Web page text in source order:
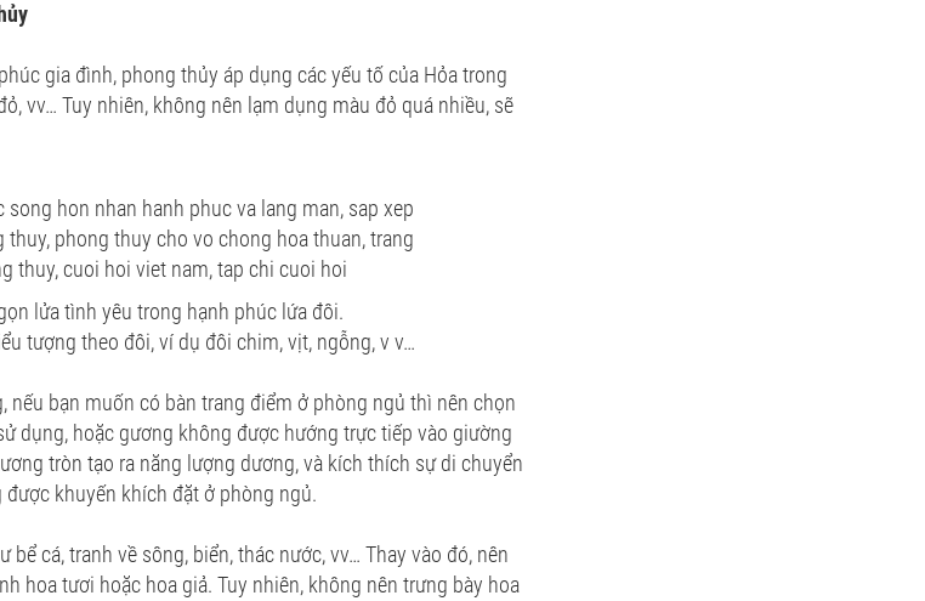
gia đình, phong thủy áp dụng các yếu tố của Hỏa trong
vv… Tuy nhiên, không nên lạm dụng màu đỏ quá nhiều, sẽ
lửa tình yêu trong hạnh phúc lứa đôi.
tượng theo đôi, ví dụ đôi chim, vịt, ngỗng, v v…
nếu bạn muốn có bàn trang điểm ở phòng ngủ thì nên chọn
dụng, hoặc gương không được hướng trực tiếp vào giường
tròn tạo ra năng lượng dương, và kích thích sự di chuyển
khuyến khích đặt ở phòng ngủ.
cá, tranh về sông, biển, thác nước, vv… Thay vào đó, nên
hoa tươi hoặc hoa giả. Tuy nhiên, không nên trưng bày hoa